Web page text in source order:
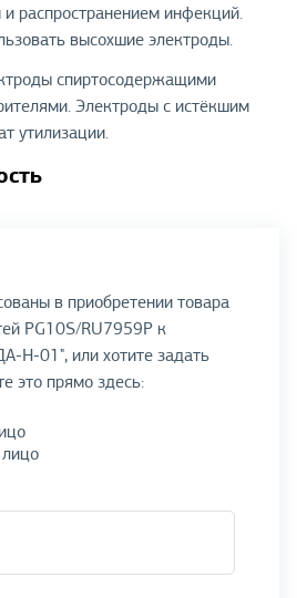
и распространением инфекций.
высохшие электроды.
спиртосодержащими
Электроды с истёкшим
утилизации.
в приобретении товара
PG10S/RU7959P к
Н-01", или хотите задать
это прямо здесь: